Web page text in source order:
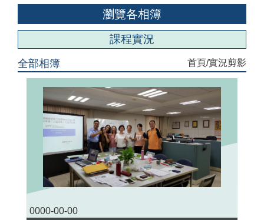
瀏覽各相簿
課程實況
全部相簿 /實況剪影
首頁
0000-00-00